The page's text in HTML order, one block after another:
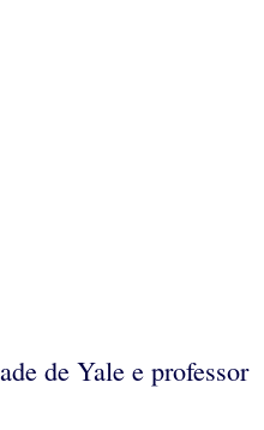
de Yale e professor